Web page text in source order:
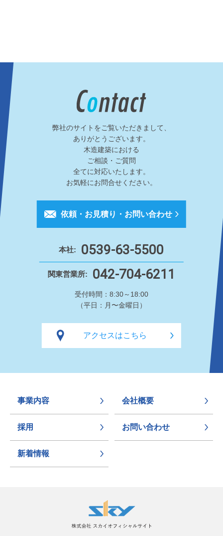
弊社のサイトをご覧いただきまして、
ありがとうございます。
木造建築における
ご相談・ご質問
全てに対応いたします。
お気軽にお問合せください。
依頼・お見積り・お問い合わせ
本社: 0539-63-5500
関東営業所: 042-704-6211
受付時間：8:30～18:00
（平日：月〜金曜日）
アクセスはこちら
事業内容 会社概要
採用 お問い合わせ
新着情報